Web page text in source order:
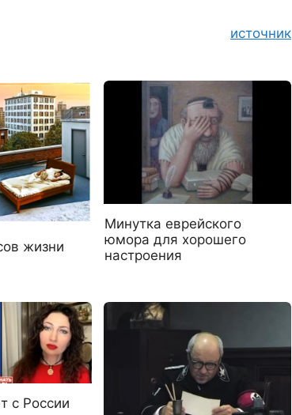
источник
жизни
Минутка еврейского
юмора для хорошего
настроения
с России